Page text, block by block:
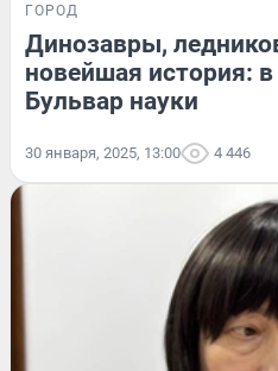
ГОРОД
Динозавры,
новейшая история:
Бульвар науки
30 января, 2025, 13:00 4 446